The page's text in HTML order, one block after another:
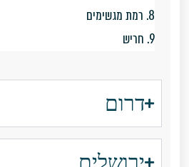
8. רמת מגשימים
9. חריש
דרום